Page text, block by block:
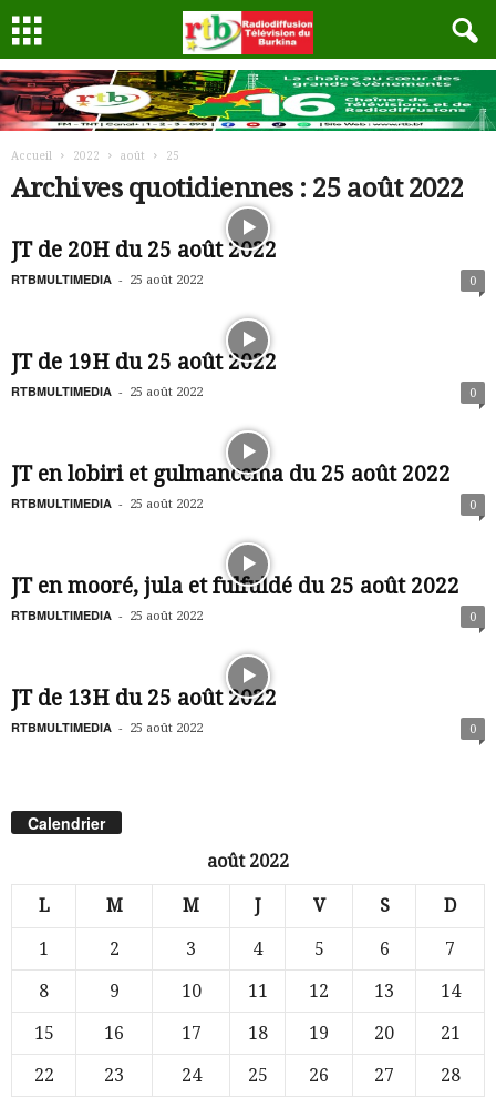
Accueil 2022 août 25
Archives quotidiennes : 25 août 2022
JT de 20H du 25 août 2022
RTBMULTIMEDIA - 25 août 2022 0
JT de 19H du 25 août 2022
RTBMULTIMEDIA - 25 août 2022 0
JT en lobiri et gulmancema du 25 août 2022
RTBMULTIMEDIA - 25 août 2022 0
JT en mooré, jula et fulfuldé du 25 août 2022
RTBMULTIMEDIA - 25 août 2022 0
JT de 13H du 25 août 2022
RTBMULTIMEDIA - 25 août 2022 0
Calendrier
août 2022
L M M J V S D
1 2 3 4 5 6
7
8
9 10 11 12 13
14
15
16 17 18 19 20
21
22
23 24 25 26 27
28